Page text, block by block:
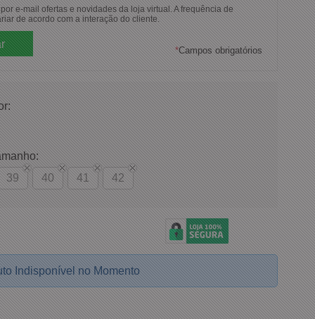
e-mail ofertas e novidades da loja virtual. A frequência de
de acordo com a interação do cliente.
*Campos obrigatórios
39
40 41 42
Indisponível no Momento